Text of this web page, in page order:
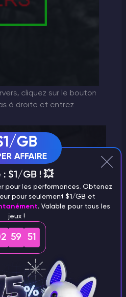
cliquez sur le bouton
à droite et entrez
serveur à l'aide du client
survolez le bouton
cliquez sur la section
GB
AFFAIRE
$1/GB ! 💥
pour les performances. Obtenez
pour seulement $1/GB et
. Valable pour tous les
jeux !
59 51